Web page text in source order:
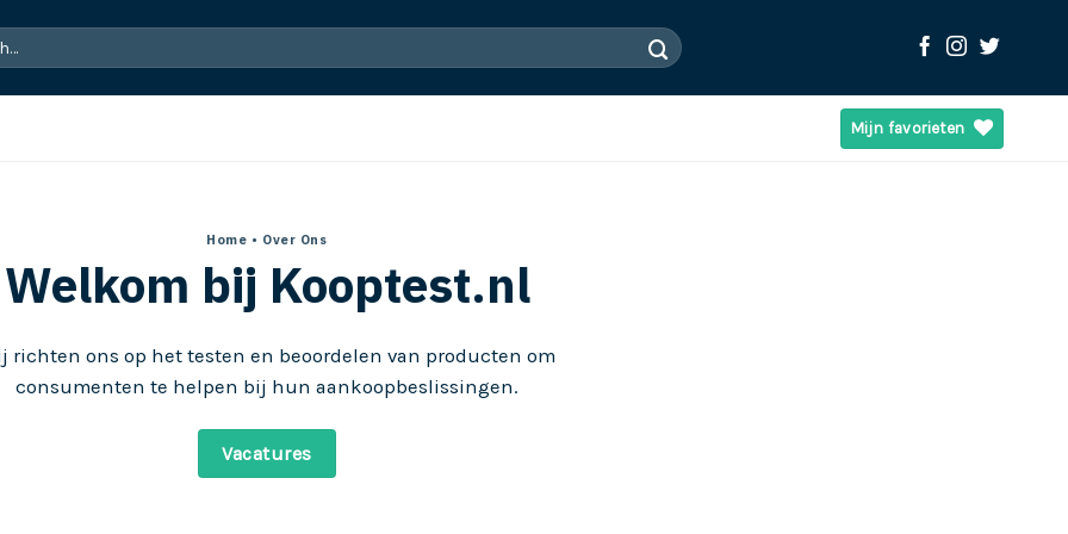
Mijn favorieten
Home • Over Ons
Welkom bij Kooptest.nl
richten ons op het testen en beoordelen van producten om
consumenten te helpen bij hun aankoopbeslissingen.
Vacatures